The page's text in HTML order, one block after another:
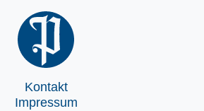
Kontakt
Impressum